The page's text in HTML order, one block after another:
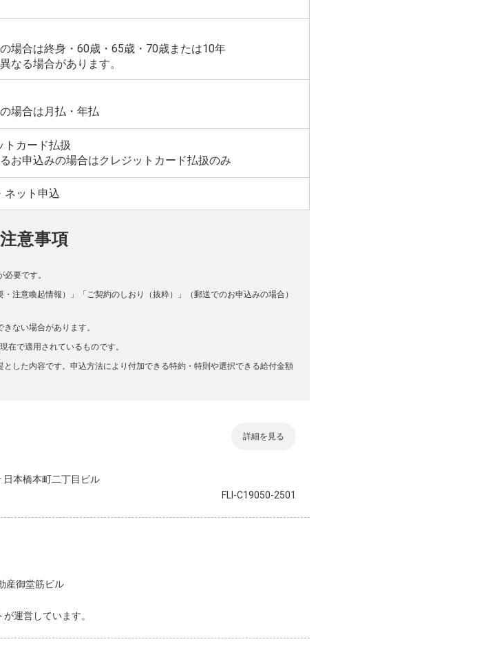
場合は終身・60歳・65歳・70歳または10年
なる場合があります。
場合は月払・年払
トカード払扱
お申込みの場合はクレジットカード払扱のみ
ネット申込
注意事項
要です。
注意喚起情報）」「ご契約のしおり（抜粋）」（郵送でのお申込みの場合）
ない場合があります。
在で適用されているものです。
した内容です。申込方法により付加できる特約・特則や選択できる給付金額
詳細を見る
本橋本町二丁目ビル
FLI-C19050-2501
産御堂筋ビル
運営しています。